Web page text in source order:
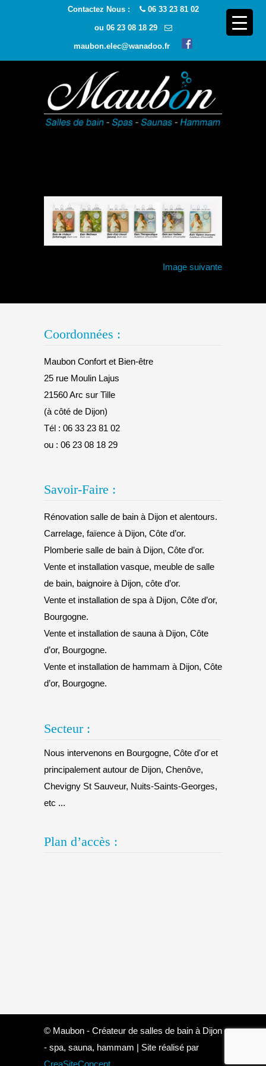
Contactez Nous : 06 33 23 81 02
ou 06 23 08 18 29
maubon.elec@wanadoo.fr
Image suivante
Coordonnées :
Maubon Confort et Bien-être
25 rue Moulin Lajus
21560 Arc sur Tille
(à côté de Dijon)
Tél : 06 33 23 81 02
ou : 06 23 08 18 29
Savoir-Faire :
Rénovation salle de bain à Dijon et alentours.
Carrelage, faïence à Dijon, Côte d’or.
Plomberie salle de bain à Dijon, Côte d’or.
Vente et installation vasque, meuble de salle
de bain, baignoire à Dijon, côte d’or.
Vente et installation de spa à Dijon, Côte d’or,
Bourgogne.
Vente et installation de sauna à Dijon, Côte
d’or, Bourgogne.
Vente et installation de hammam à Dijon, Côte
d’or, Bourgogne.
Secteur :
Nous intervenons en Bourgogne, Côte d'or et
principalement autour de Dijon, Chenôve,
Chevigny St Sauveur, Nuits-Saints-Georges,
etc ...
Plan d’accès :
© Maubon - Créateur de salles de bain à Dijon
- spa, sauna, hammam | Site réalisé par
CreaSiteConcept